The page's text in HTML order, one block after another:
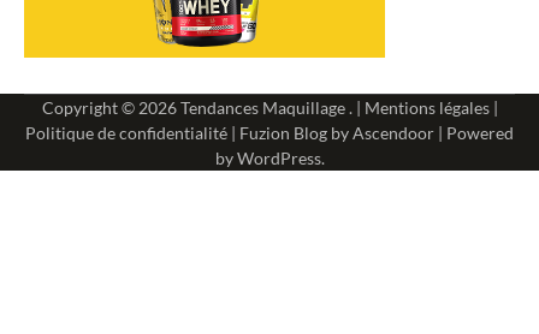
Copyright © 2026Tendances Maquillage. | Mentions légales|
Politique de confidentialité | Fuzion Blog byAscendoor | Powered
byWordPress.